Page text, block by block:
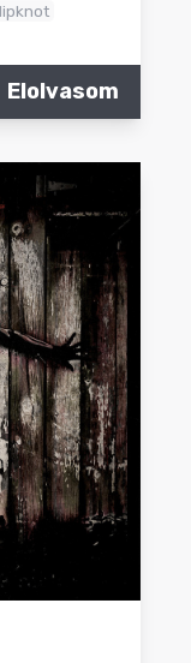
Elolvasom